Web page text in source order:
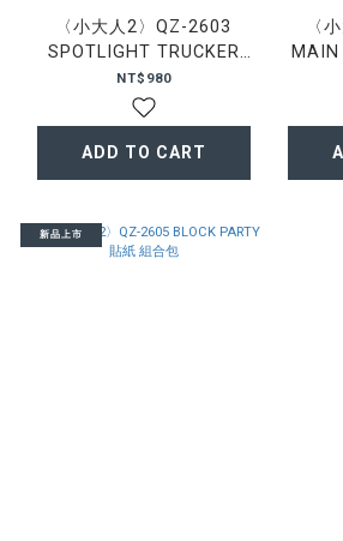
〈小大人2〉QZ-2603
SPOTLIGHT TRUCKER
CAP
NT$980
ADD TO CART
〈
MAIN
新品上市